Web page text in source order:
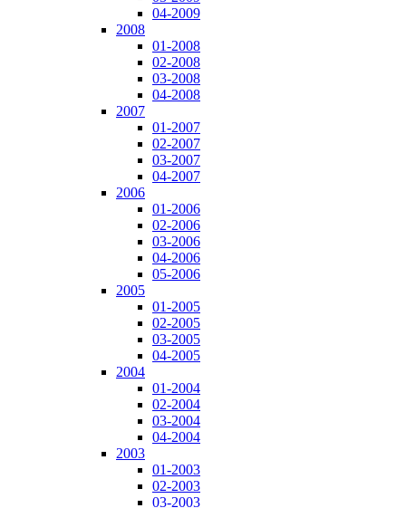
04-2009
2008
01-2008
02-2008
03-2008
04-2008
2007
01-2007
02-2007
03-2007
04-2007
2006
01-2006
02-2006
03-2006
04-2006
05-2006
2005
01-2005
02-2005
03-2005
04-2005
2004
01-2004
02-2004
03-2004
04-2004
2003
01-2003
02-2003
03-2003